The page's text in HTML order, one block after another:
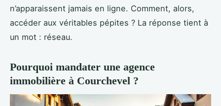
n’apparaissent jamais en ligne. Comment, alors,
accéder aux véritables pépites ? La réponse tient à
un mot : réseau.
Pourquoi mandater une agence
immobilière à Courchevel ?